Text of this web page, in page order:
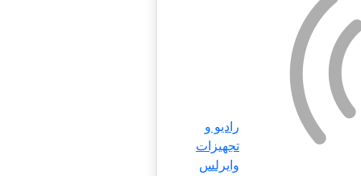
رادیو و
تجهیزات
وایرلس